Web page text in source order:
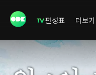
편성표 더보기